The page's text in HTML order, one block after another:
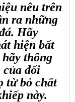
nêu trên
ra những
Hãy
hiện bất
thông
của đối
từ bỏ chất
này.